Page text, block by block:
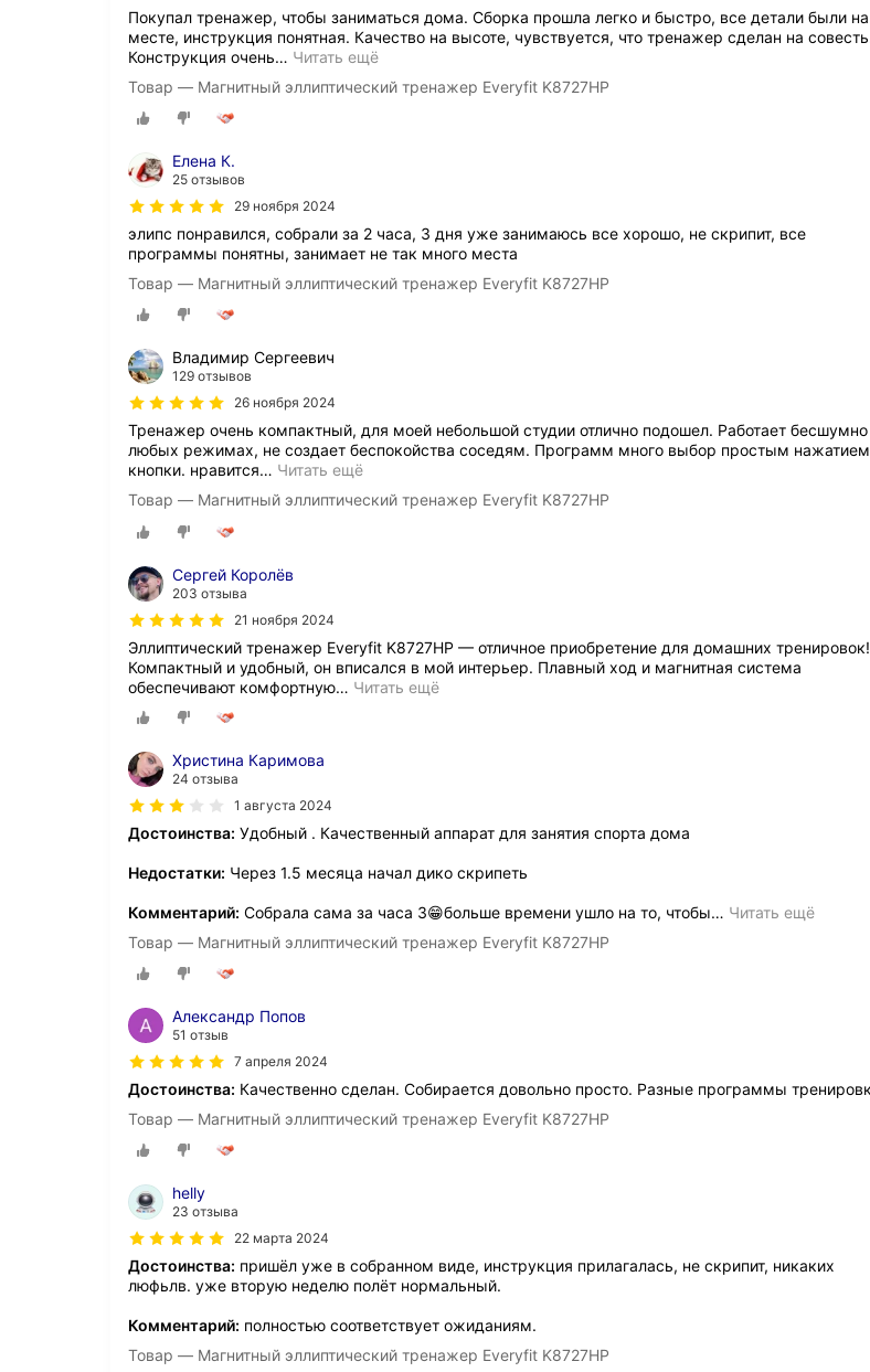
Покупал тренажер, чтобы заниматься дома. Сборка прошла легко и быстро, все детали были на
месте, инструкция понятная. Качество на высоте, чувствуется, что тренажер сделан на
Конструкция очень… Читать ещё
Товар — Магнитный эллиптический тренажер Everyfit K8727HP
Елена К.
25 отзывов
29 ноября 2024
элипс понравился, собрали за 2 часа, 3 дня уже занимаюсь все хорошо, не скрипит, все
программы понятны, занимает не так много места
Товар — Магнитный эллиптический тренажер Everyfit K8727HP
Владимир Сергеевич
129 отзывов
26 ноября 2024
Тренажер очень компактный, для моей небольшой студии отлично подошел. Работает бесшумно
любых режимах, не создает беспокойства соседям. Программ много выбор простым нажатием
кнопки. нравится… Читать ещё
Товар — Магнитный эллиптический тренажер Everyfit K8727HP
Сергей Королёв
203 отзыва
21 ноября 2024
Эллиптический тренажер Everyfit K8727HP — отличное приобретение для домашних тренировок!
Компактный и удобный, он вписался в мой интерьер. Плавный ход и магнитная система
обеспечивают комфортную… Читать ещё
Христина Каримова
24 отзыва
1 августа 2024
Достоинства: Удобный . Качественный аппарат для занятия спорта дома
Недостатки: Через 1.5 месяца начал дико скрипеть
Комментарий: Собрала сама за часа 3😁больше времени ушло на то, чтобы… Читать ещё
Товар — Магнитный эллиптический тренажер Everyfit K8727HP
Александр Попов
51 отзыв
7 апреля 2024
Достоинства: Качественно сделан. Собирается довольно просто. Разные программы
Товар — Магнитный эллиптический тренажер Everyfit K8727HP
helly
23 отзыва
22 марта 2024
Достоинства: пришёл уже в собранном виде, инструкция прилагалась, не скрипит, никаких
люфьлв. уже вторую неделю полёт нормальный.
Комментарий: полностью соответствует ожиданиям.
Товар — Магнитный эллиптический тренажер Everyfit K8727HP